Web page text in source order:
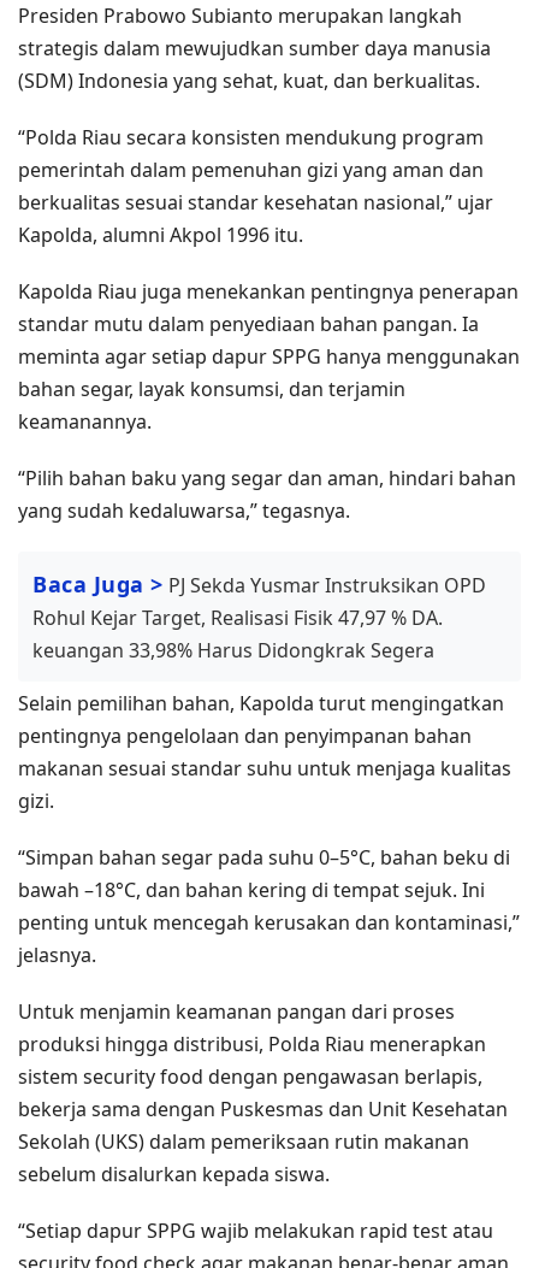
Presiden Prabowo Subianto merupakan langkah
strategis dalam mewujudkan sumber daya manusia
(SDM) Indonesia yang sehat, kuat, dan berkualitas.
“Polda Riau secara konsisten mendukung program
pemerintah dalam pemenuhan gizi yang aman dan
berkualitas sesuai standar kesehatan nasional,” ujar
Kapolda, alumni Akpol 1996 itu.
Kapolda Riau juga menekankan pentingnya penerapan
standar mutu dalam penyediaan bahan pangan. Ia
meminta agar setiap dapur SPPG hanya menggunakan
bahan segar, layak konsumsi, dan terjamin
keamanannya.
“Pilih bahan baku yang segar dan aman, hindari bahan
yang sudah kedaluwarsa,” tegasnya.
Baca Juga > PJ Sekda Yusmar Instruksikan OPD
Rohul Kejar Target, Realisasi Fisik 47,97 % DA.
keuangan 33,98% Harus Didongkrak Segera
Selain pemilihan bahan, Kapolda turut mengingatkan
pentingnya pengelolaan dan penyimpanan bahan
makanan sesuai standar suhu untuk menjaga kualitas
gizi.
“Simpan bahan segar pada suhu 0–5°C, bahan beku di
bawah –18°C, dan bahan kering di tempat sejuk. Ini
penting untuk mencegah kerusakan dan kontaminasi,”
jelasnya.
Untuk menjamin keamanan pangan dari proses
produksi hingga distribusi, Polda Riau menerapkan
sistem security food dengan pengawasan berlapis,
bekerja sama dengan Puskesmas dan Unit Kesehatan
Sekolah (UKS) dalam pemeriksaan rutin makanan
sebelum disalurkan kepada siswa.
“Setiap dapur SPPG wajib melakukan rapid test atau